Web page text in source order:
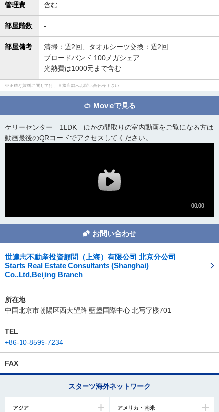
管理費 含む
部屋階数 -
部屋備考
清掃：週2回、タオルシーツ交換：週2回
ブロードバンド 100メガシェア
光熱費は1000元まで含む
正確な賃料に関しては、直接店舗へお問い合わせ下さい。
Movieで見る
ケリーセンター 1LDK ほかの間取りの室内動画をご覧になる方は
動画最後のQRコードでアクセスしてください。
お問い合わせ
世達志不動産投資顧問（上海）有限公司 北京分公司
Starts Real Estate Consultants (Shanghai)
Co..Ltd,Beijing Branch
所在地
中国北京市朝陽区西大望路 藍堡国際中心 北写字楼701
TEL
+86-10-8599-7234
FAX
スターツ海外ネットワーク
アジア アメリカ・南米